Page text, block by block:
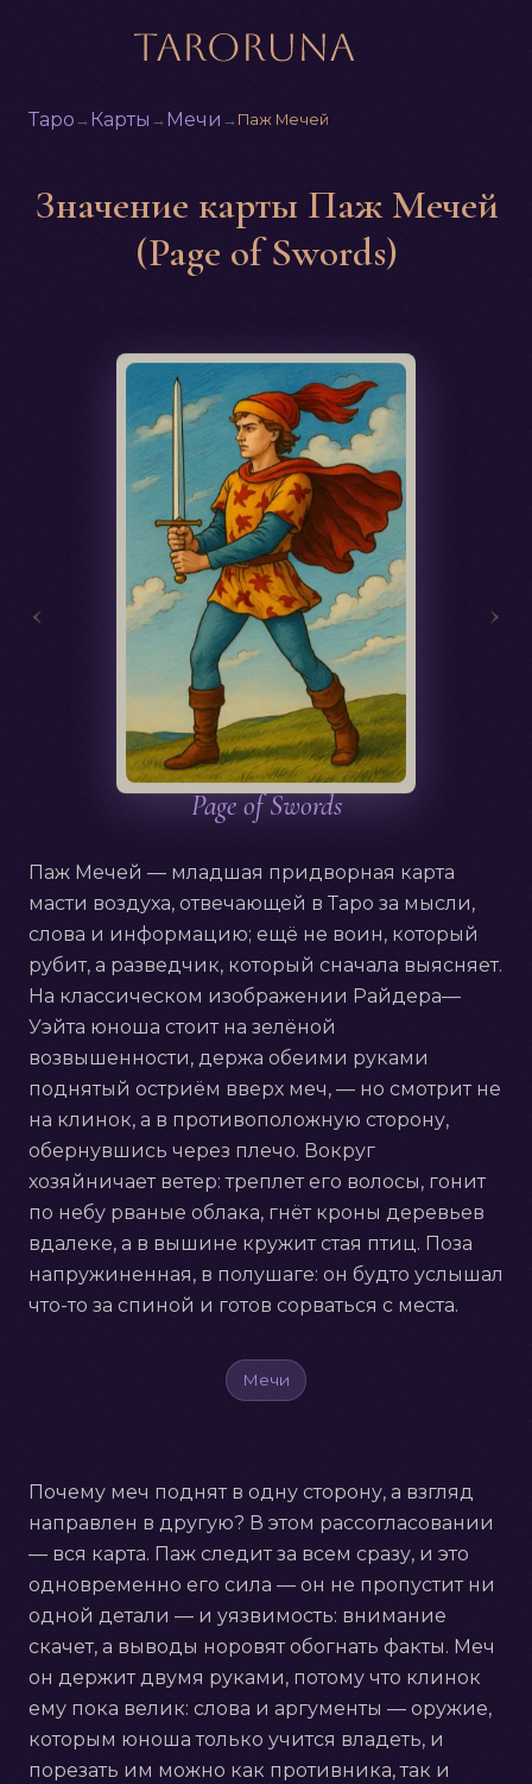
Русский
Таро → Карты → Мечи → Паж Мечей
Значение карты Паж Мечей
(Page of Swords)
Page of Swords
Паж Мечей — младшая придворная карта
масти воздуха, отвечающей в Таро за мысли,
слова и информацию; ещё не воин, который
рубит, а разведчик, который сначала выясняет.
На классическом изображении Райдера—
Уэйта юноша стоит на зелёной
возвышенности, держа обеими руками
поднятый остриём вверх меч, — но смотрит не
на клинок, а в противоположную сторону,
обернувшись через плечо. Вокруг
хозяйничает ветер: треплет его волосы, гонит
по небу рваные облака, гнёт кроны деревьев
вдалеке, а в вышине кружит стая птиц. Поза
напружиненная, в полушаге: он будто услышал
что-то за спиной и готов сорваться с места.
Мечи
‹ ›
Почему меч поднят в одну сторону, а взгляд
направлен в другую? В этом рассогласовании
— вся карта. Паж следит за всем сразу, и это
одновременно его сила — он не пропустит ни
одной детали — и уязвимость: внимание
скачет, а выводы норовят обогнать факты. Меч
он держит двумя руками, потому что клинок
ему пока велик: слова и аргументы — оружие,
которым юноша только учится владеть, и
порезать им можно как противника, так и